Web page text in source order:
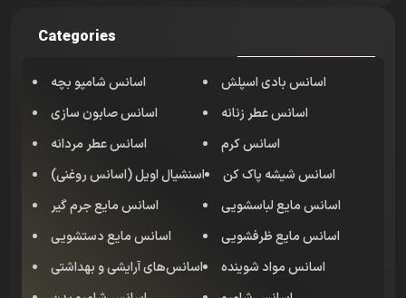
Categories
اسانس شامپو بچه
اسانس بادی اسپلش
اسانس صابون سازی
اسانس عطر زنانه
اسانس عطر مردانه
اسانس کرم
اسنشیال اویل (اسانس روغنی)
اسانس شیشه پاک کن
اسانس مایع جرم گیر
اسانس مایع لباسشویی
اسانس مایع دستشویی
اسانس مایع ظرفشویی
اسانس‌های آرایشی و بهداشتی
اسانس مواد شوینده